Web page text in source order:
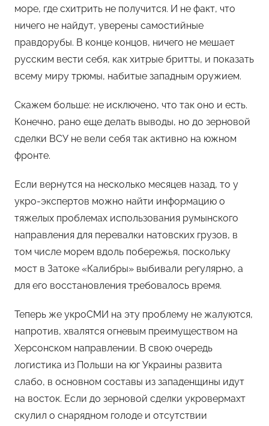
море, где схитрить не получится. И не факт, что
ничего не найдут, уверены самостийные
правдорубы. В конце концов, ничего не мешает
русским вести себя, как хитрые бритты, и показать
всему миру трюмы, набитые западным оружием.
Скажем больше: не исключено, что так оно и есть.
Конечно, рано еще делать выводы, но до зерновой
сделки ВСУ не вели себя так активно на южном
фронте.
Если вернутся на несколько месяцев назад, то у
укро-экспертов можно найти информацию о
тяжелых проблемах использования румынского
направления для перевалки натовских грузов, в
том числе морем вдоль побережья, поскольку
мост в Затоке «Калибры» выбивали регулярно, а
для его восстановления требовалось время.
Теперь же укроСМИ на эту проблему не жалуются,
напротив, хвалятся огневым преимуществом на
Херсонском направлении. В свою очередь
логистика из Польши на юг Украины развита
слабо, в основном составы из западенщины идут
на восток. Если до зерновой сделки укровермахт
скулил о снарядном голоде и отсутствии